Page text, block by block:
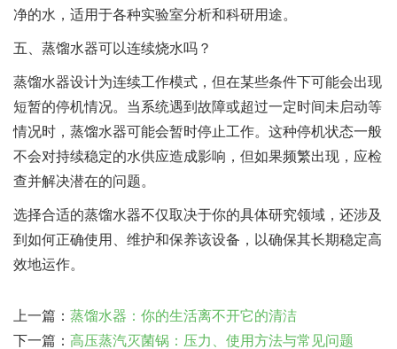
净的水，适用于各种实验室分析和科研用途。
五、蒸馏水器可以连续烧水吗？
蒸馏水器设计为连续工作模式，但在某些条件下可能会出现
短暂的停机情况。当系统遇到故障或超过一定时间未启动等
情况时，蒸馏水器可能会暂时停止工作。这种停机状态一般
不会对持续稳定的水供应造成影响，但如果频繁出现，应检
查并解决潜在的问题。
选择合适的蒸馏水器不仅取决于你的具体研究领域，还涉及
到如何正确使用、维护和保养该设备，以确保其长期稳定高
效地运作。
上一篇： 蒸馏水器：你的生活离不开它的清洁
下一篇： 高压蒸汽灭菌锅：压力、使用方法与常见问题